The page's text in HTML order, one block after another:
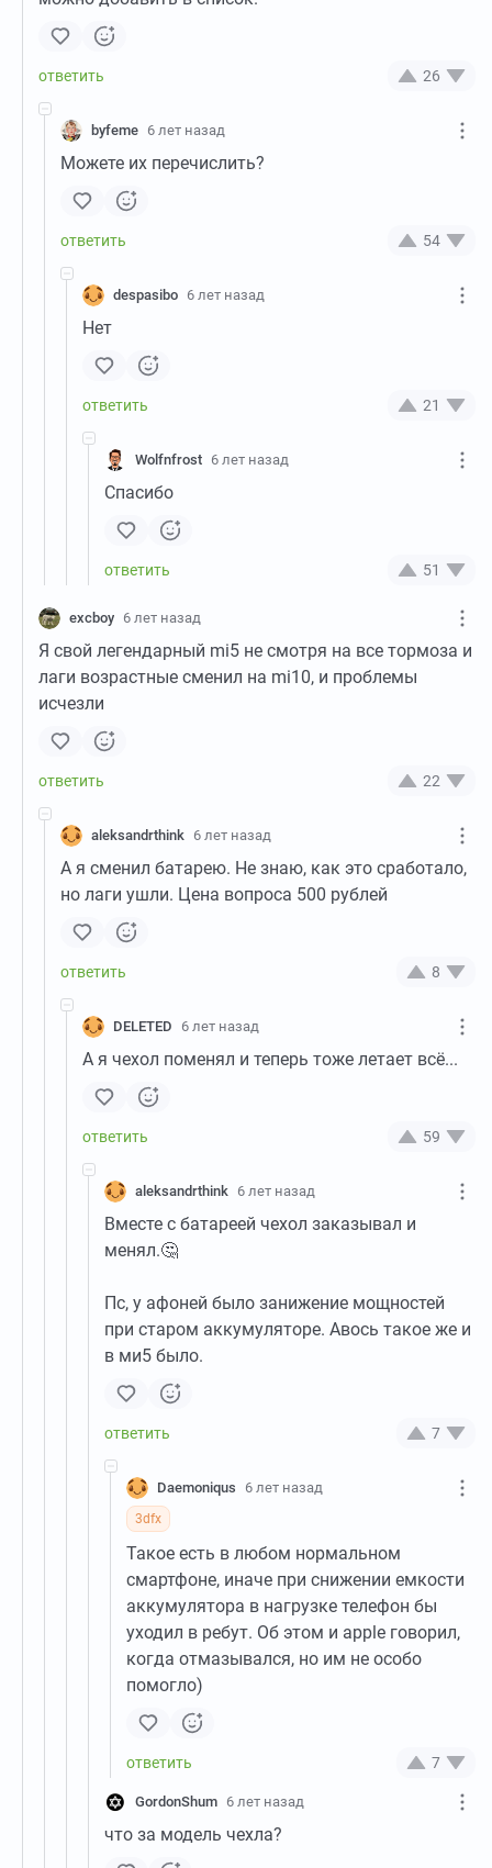
26
byfeme 6 лет назад
Можете их перечислить?
54
despasibo 6 лет назад
Нет
21
Wolfnfrost 6 лет назад
Спасибо
51
excboy 6 лет назад
Я свой легендарный mi5 не смотря на все тормоза и
лаги возрастные сменил на mi10, и проблемы
исчезли
22
aleksandrthink 6 лет назад
А я сменил батарею. Не знаю, как это сработало,
но лаги ушли. Цена вопроса 500 рублей
8
DELETED 6 лет назад
А я чехол поменял и теперь тоже летает всё...
59
aleksandrthink 6 лет назад
Вместе с батареей чехол заказывал и
менял.🤔
Пс, у афоней было занижение мощностей
при старом аккумуляторе. Авось такое же и
в ми5 было.
7
Daemoniqus 6 лет назад
3dfx
Такое есть в любом нормальном
смартфоне, иначе при снижении емкости
аккумулятора в нагрузке телефон бы
уходил в ребут. Об этом и apple говорил,
когда отмазывался, но им не особо
помогло)
7
GordonShum 6 лет назад
что за модель чехла?